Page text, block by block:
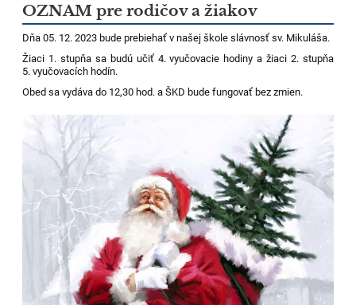
OZNAM pre rodičov a žiakov
Dňa 05. 12. 2023 bude prebiehať v našej škole slávnosť sv. Mikuláša.
Žiaci 1. stupňa sa budú učiť 4. vyučovacie hodiny a žiaci 2. stupňa
5. vyučovacích hodín.
Obed sa vydáva do 12,30 hod. a ŠKD bude fungovať bez zmien.